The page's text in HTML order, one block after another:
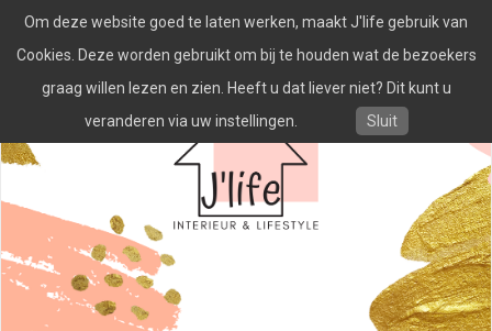
naar
inhoud
Om deze website goed te laten werken, maakt J'life gebruik van
Cookies. Deze worden gebruikt om bij te houden wat de bezoekers
graag willen lezen en zien. Heeft u dat liever niet? Dit kunt u
veranderen via uw instellingen.
Sluit